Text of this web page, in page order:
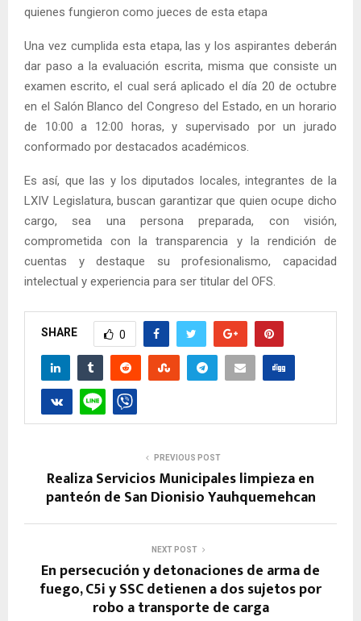
quienes fungieron como jueces de esta etapa
Una vez cumplida esta etapa, las y los aspirantes deberán
dar paso a la evaluación escrita, misma que consiste un
examen escrito, el cual será aplicado el día 20 de octubre
en el Salón Blanco del Congreso del Estado, en un horario
de 10:00 a 12:00 horas, y supervisado por un jurado
conformado por destacados académicos.
Es así, que las y los diputados locales, integrantes de la
LXIV Legislatura, buscan garantizar que quien ocupe dicho
cargo, sea una persona preparada, con visión,
comprometida con la transparencia y la rendición de
cuentas y destaque su profesionalismo, capacidad
intelectual y experiencia para ser titular del OFS.
SHARE 0
PREVIOUS POST
Realiza Servicios Municipales limpieza en
panteón de San Dionisio Yauhquemehcan
NEXT POST
En persecución y detonaciones de arma de
fuego, C5i y SSC detienen a dos sujetos por
robo a transporte de carga